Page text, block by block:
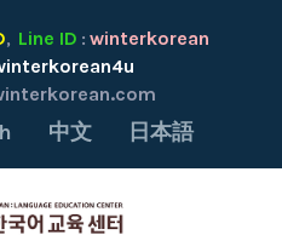
, Line ID : winterkorean
中文 日本語